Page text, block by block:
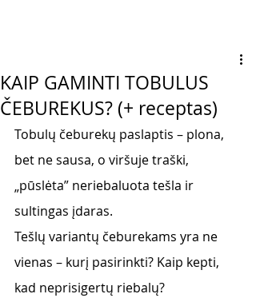
KAIP GAMINTI TOBULUS
ČEBUREKUS? (+ receptas)
Tobulų čeburekų paslaptis – plona,
bet ne sausa, o viršuje traški,
„pūslėta” neriebaluota tešla ir
sultingas įdaras.
Tešlų variantų čeburekams yra ne
vienas – kurį pasirinkti? Kaip kepti,
kad neprisigertų riebalų?